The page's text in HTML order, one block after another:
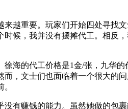
越重要。玩家们开始四处寻找
候，我并没有摆摊代工。相反
海的代工价格是1金/张，九华
，文士们也面临着一个很大的
有赚钱的能力。虽然她做的包